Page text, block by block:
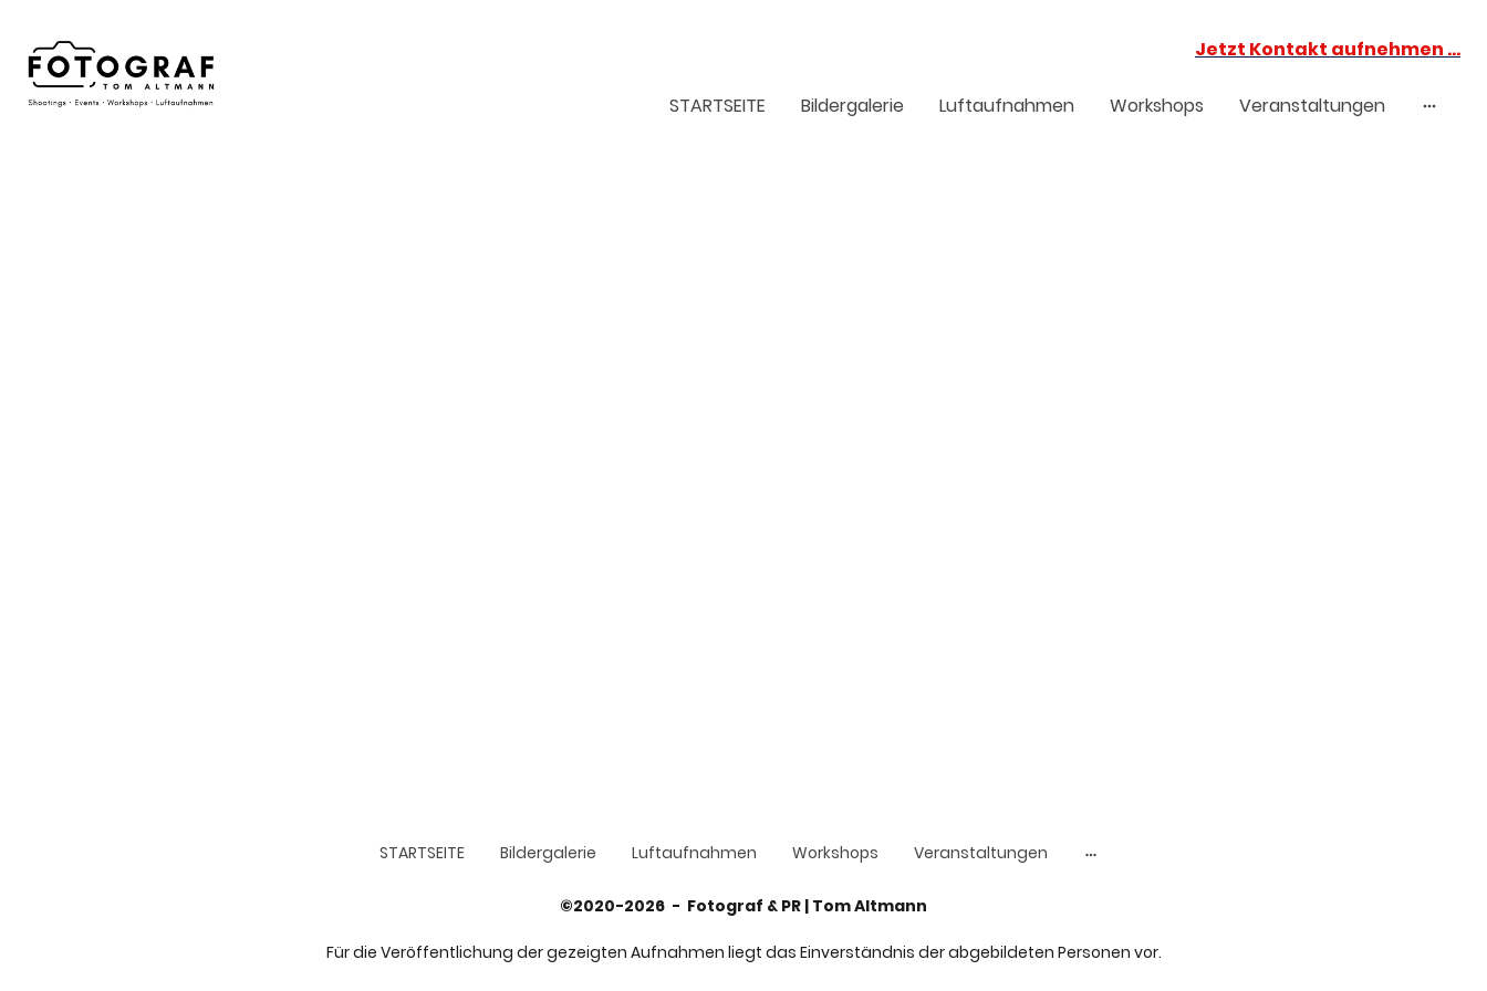
Jetzt Kontakt aufnehmen …
STARTSEITE Bildergalerie Luftaufnahmen Workshops Veranstaltungen
STARTSEITE Bildergalerie Luftaufnahmen Workshops Veranstaltungen
©2020-2026 - Fotograf & PR | Tom Altmann
Für die Veröffentlichung der gezeigten Aufnahmen liegt das Einverständnis der abgebildeten Personen vor.